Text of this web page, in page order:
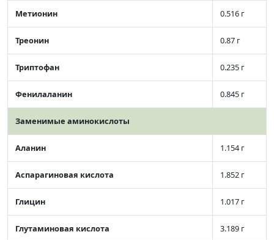
Метионин 0.516 г
Треонин 0.87 г
Триптофан 0.235 г
Фенилаланин 0.845 г
Заменимые аминокислоты
Аланин 1.154 г
Аспарагиновая кислота 1.852 г
Глицин 1.017 г
Глутаминовая кислота 3.189 г